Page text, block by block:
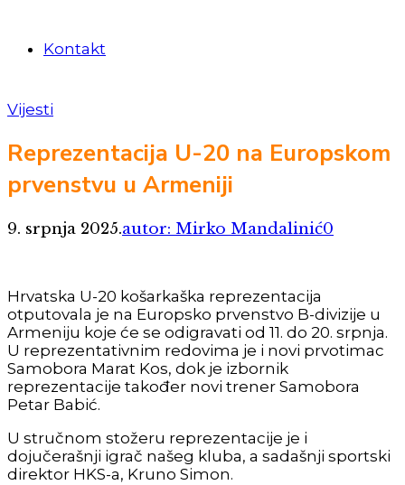
Kontakt
Vijesti
Reprezentacija U-20 na Europskom
prvenstvu u Armeniji
9. srpnja 2025.autor: Mirko Mandalinić0
Hrvatska U-20 košarkaška reprezentacija
otputovala je na Europsko prvenstvo B-divizije u
Armeniju koje će se odigravati od 11. do 20. srpnja.
U reprezentativnim redovima je i novi prvotimac
Samobora Marat Kos, dok je izbornik
reprezentacije također novi trener Samobora
Petar Babić.
U stručnom stožeru reprezentacije je i
dojučerašnji igrač našeg kluba, a sadašnji sportski
direktor HKS-a, Kruno Simon.